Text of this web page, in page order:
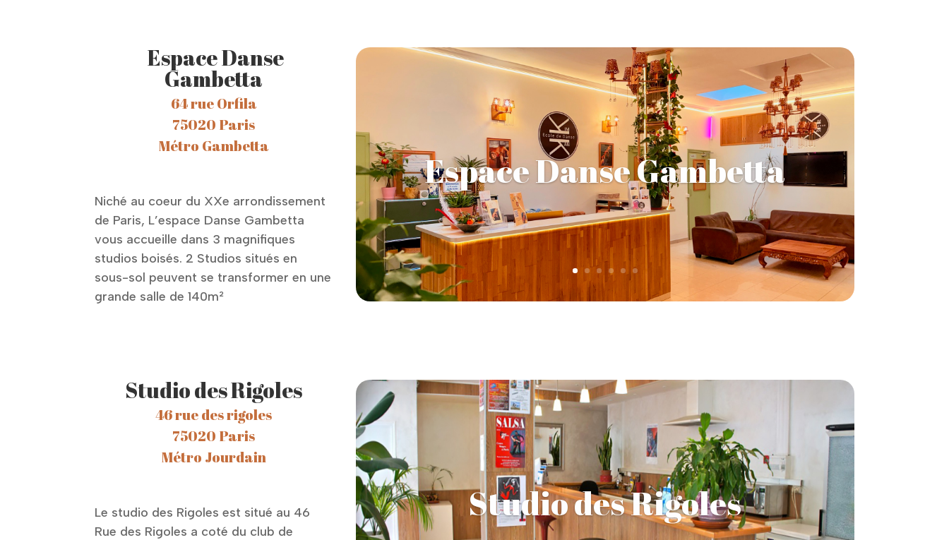
Espace Danse
Gambetta
64 rue Orfila
75020 Paris
Métro Gambetta
Niché au coeur du XXe arrondissement
de Paris, L’espace Danse Gambetta
vous accueille dans 3 magnifiques
studios boisés. 2 Studios situés en
sous-sol peuvent se transformer en une
grande salle de 140m²
Espace Danse Gambetta
Studio des Rigoles
46 rue des rigoles
75020 Paris
Métro Jourdain
Le studio des Rigoles est situé au 46
Rue des Rigoles a coté du club de
Studio des Rigoles